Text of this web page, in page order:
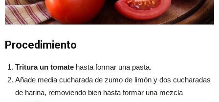
Procedimiento
Tritura un tomate hasta formar una pasta.
Añade media cucharada de zumo de limón y dos cucharadas
de harina, removiendo bien hasta formar una mezcla